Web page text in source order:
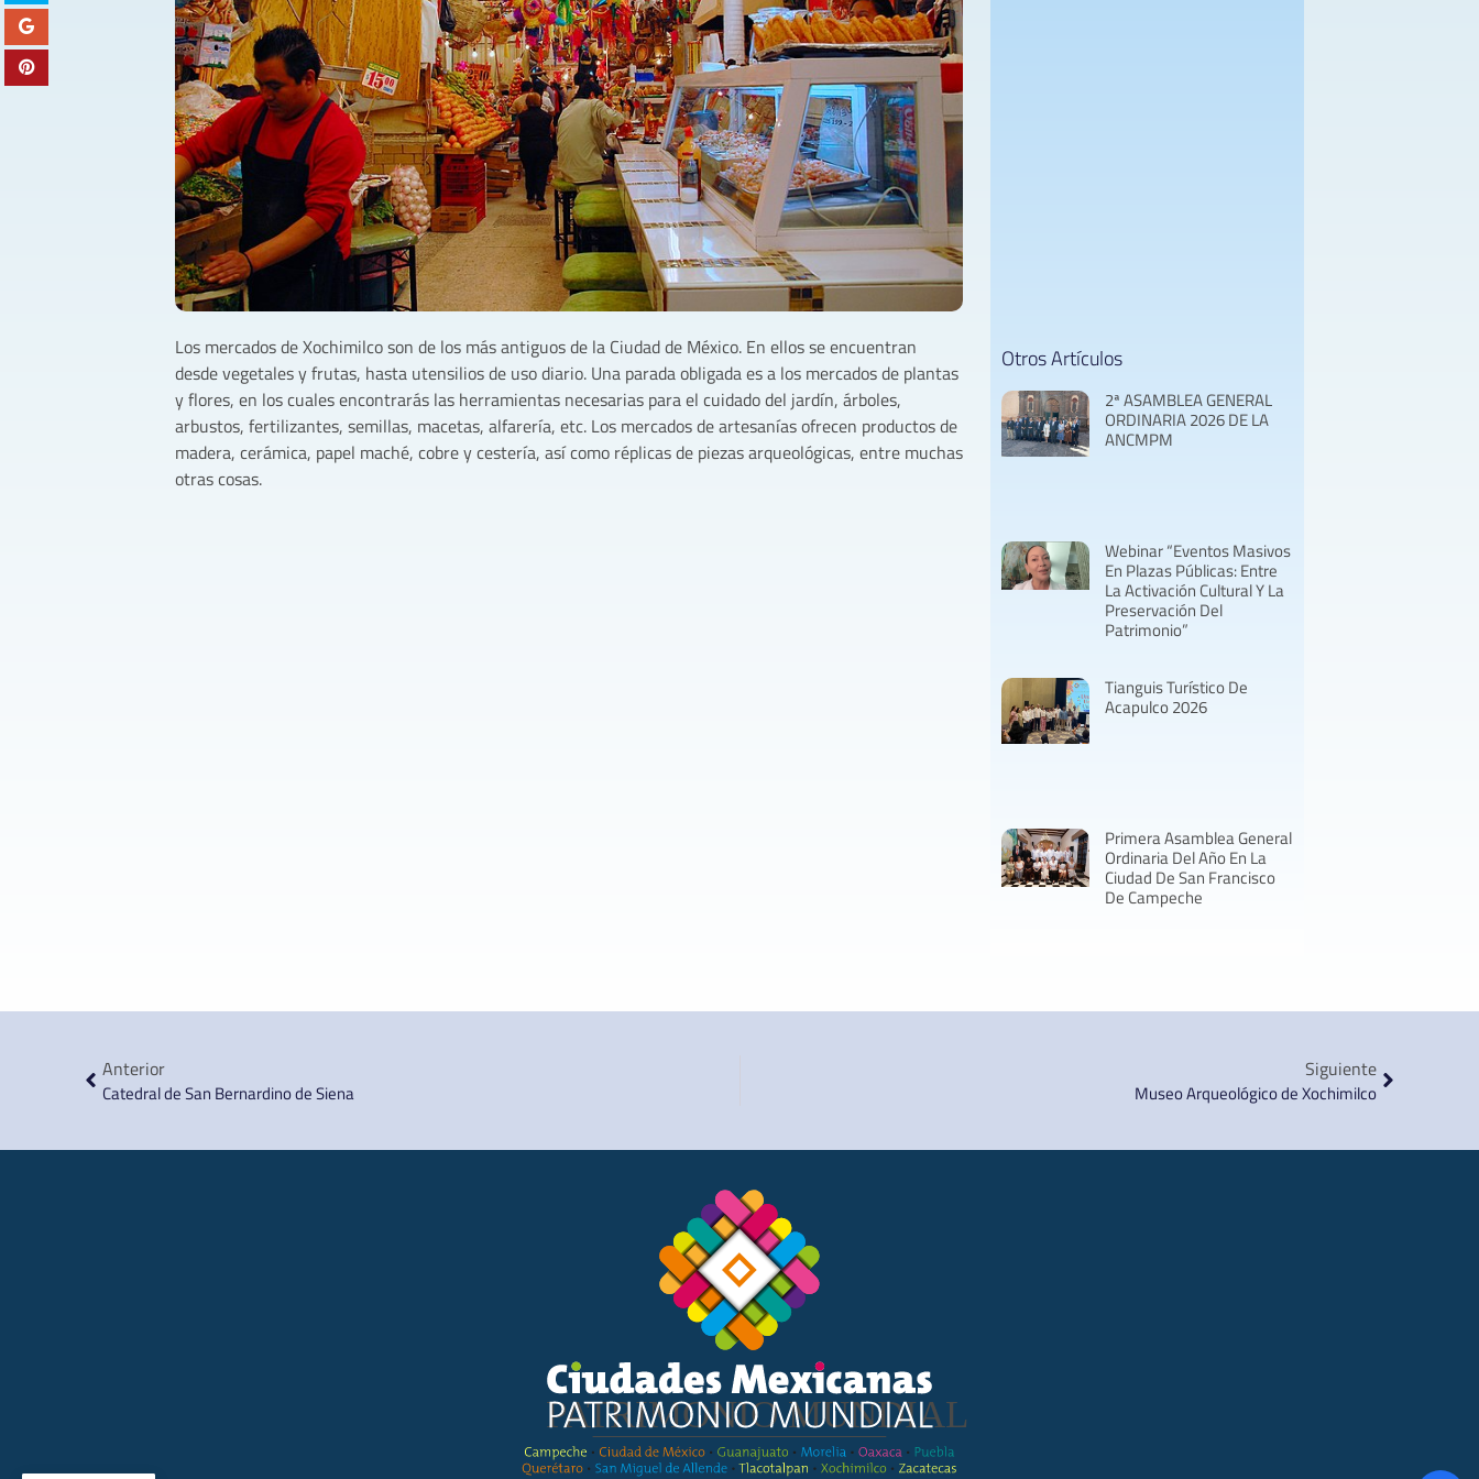
Los mercados de Xochimilco son de los más antiguos de la Ciudad de México. En ellos se encuentran
desde vegetales y frutas, hasta utensilios de uso diario. Una parada obligada es a los mercados de plantas
y flores, en los cuales encontrarás las herramientas necesarias para el cuidado del jardín, árboles,
arbustos, fertilizantes, semillas, macetas, alfarería, etc. Los mercados de artesanías ofrecen productos de
madera, cerámica, papel maché, cobre y cestería, así como réplicas de piezas arqueológicas, entre muchas
otras cosas.
Otros Artículos
2ª ASAMBLEA GENERAL
ORDINARIA 2026 DE LA
ANCMPM
Webinar “Eventos Masivos
En Plazas Públicas: Entre
La Activación Cultural Y La
Preservación Del
Patrimonio”
Tianguis Turístico De
Acapulco 2026
Primera Asamblea General
Ordinaria Del Año En La
Ciudad De San Francisco
De Campeche
Anterior
Catedral de San Bernardino de Siena
Siguiente
Museo Arqueológico de Xochimilco